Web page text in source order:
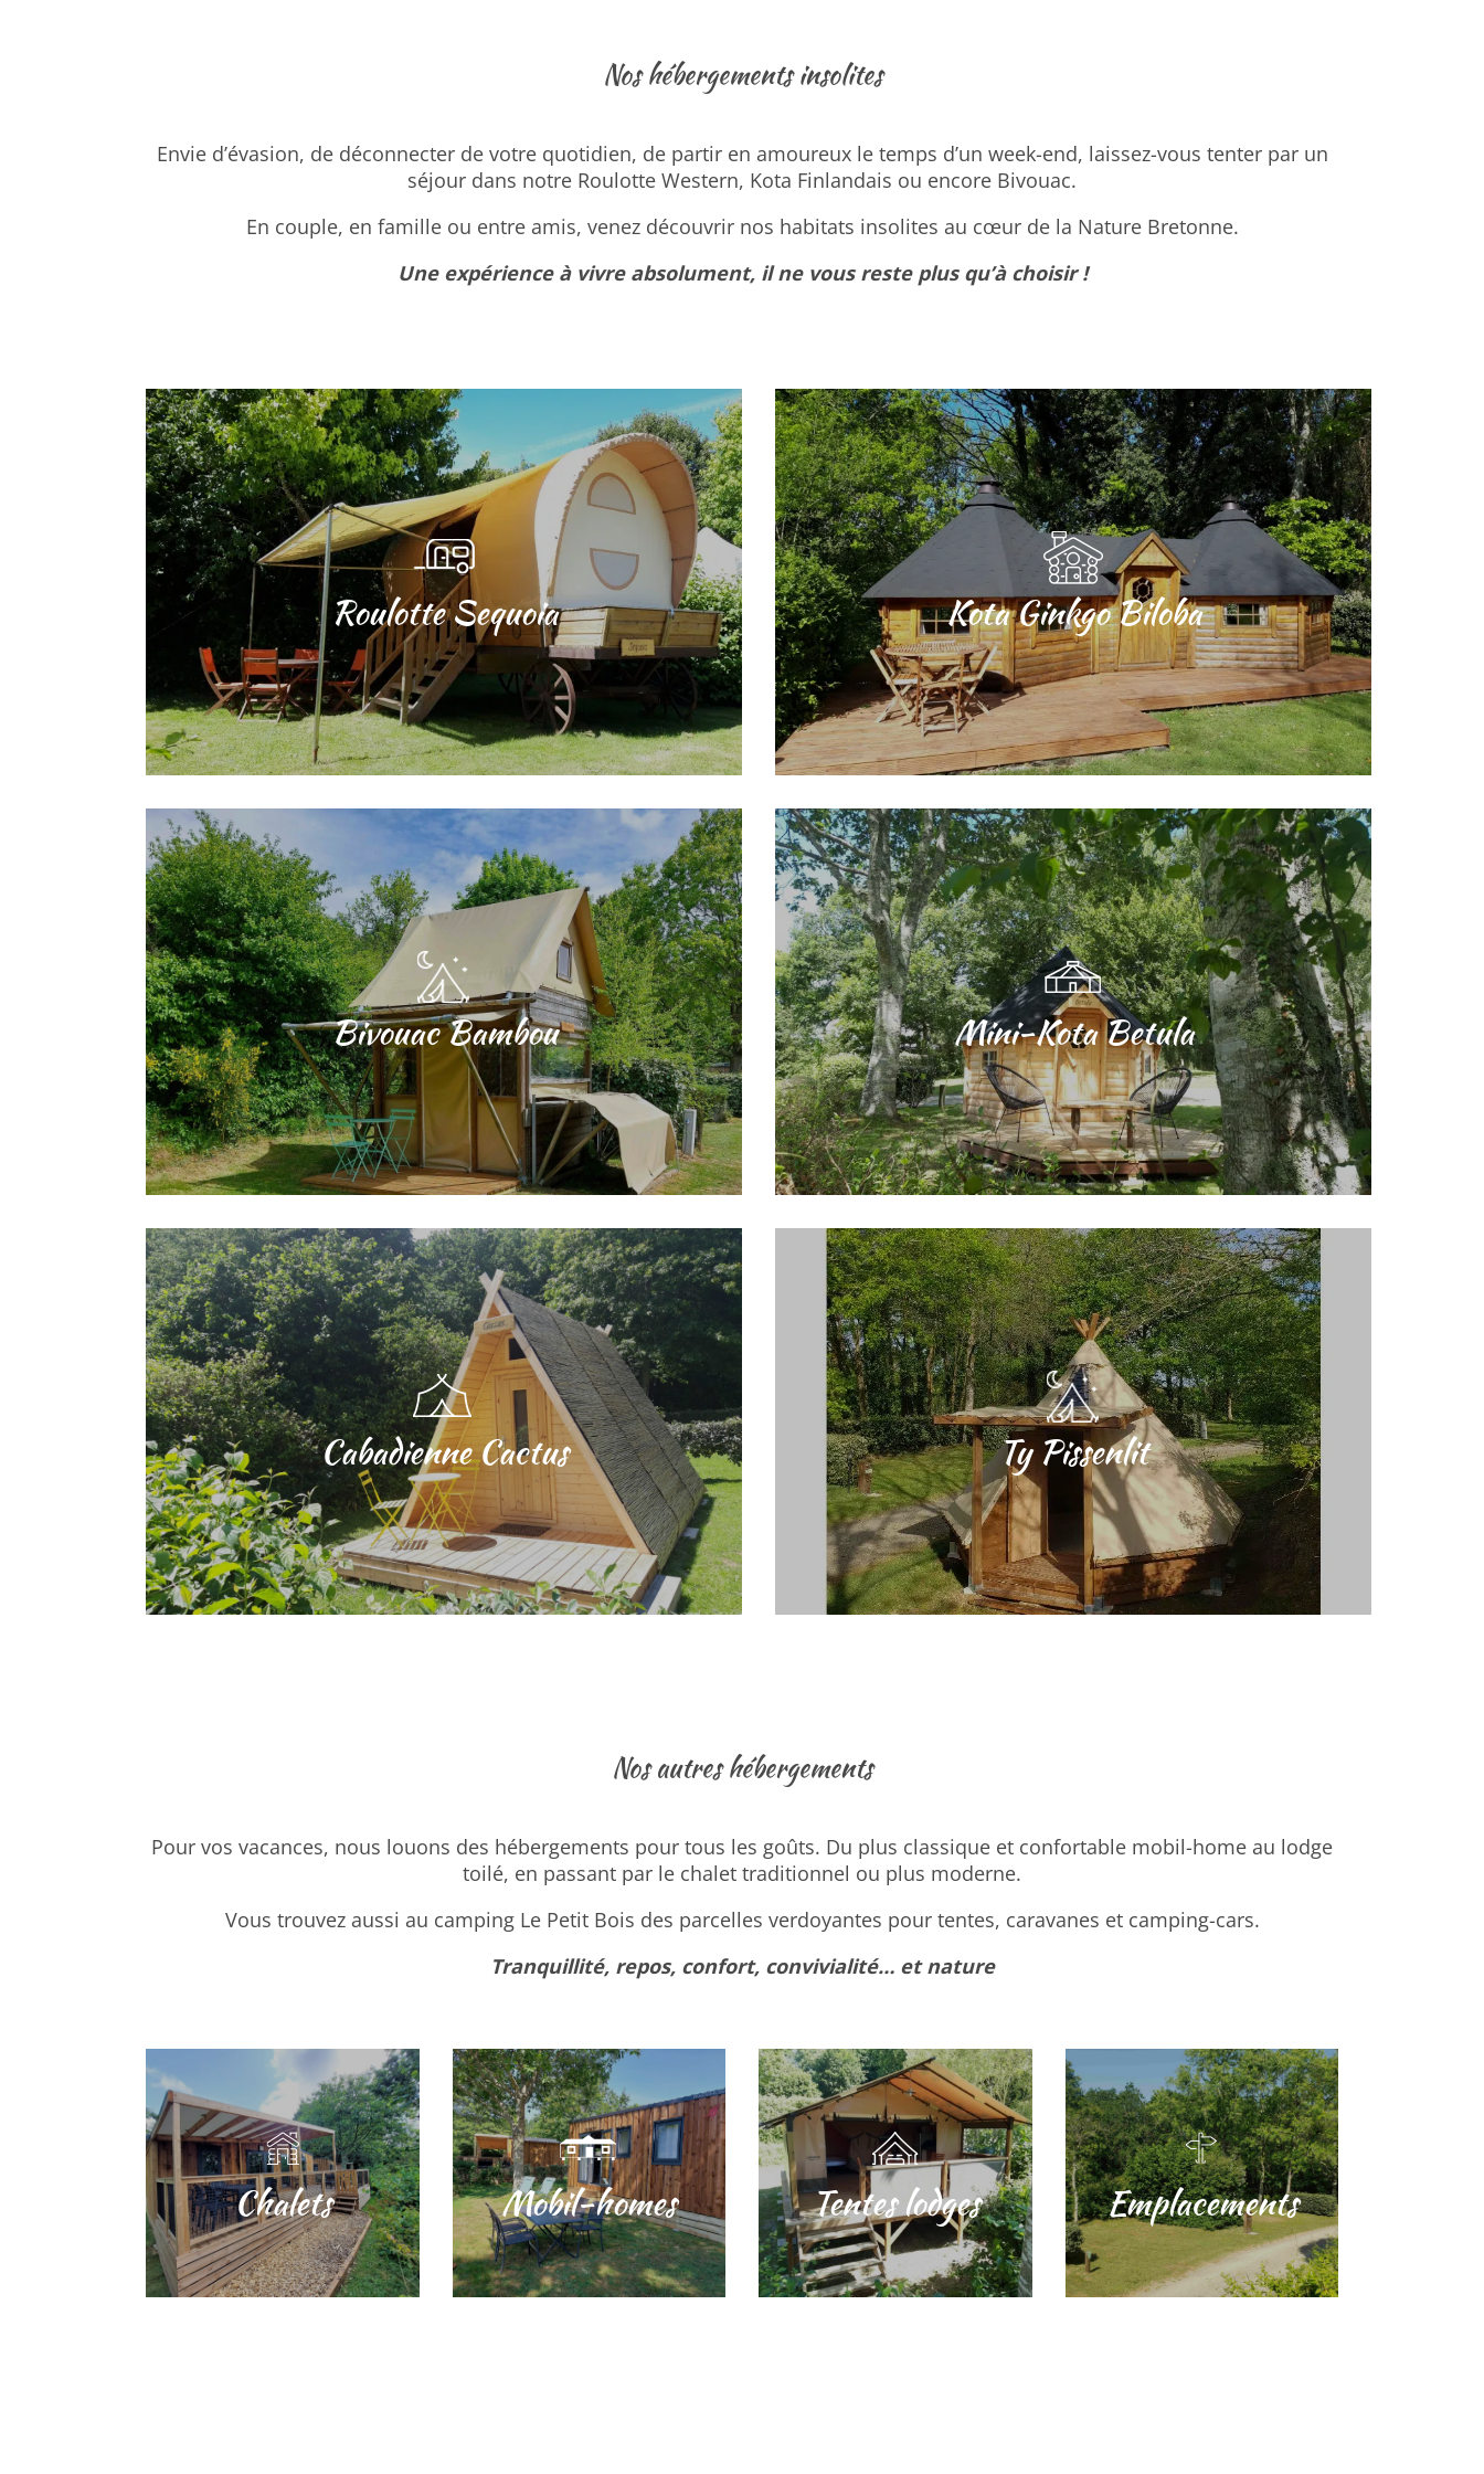
Nos hébergements insolites
Envie d’évasion, de déconnecter de votre quotidien, de partir en amoureux le temps d’un week-end, laissez-vous tenter par un
séjour dans notre Roulotte Western, Kota Finlandais ou encore Bivouac.
En couple, en famille ou entre amis, venez découvrir nos habitats insolites au cœur de la Nature Bretonne.
Une expérience à vivre absolument, il ne vous reste plus qu’à choisir !
Roulotte Sequoia Kota Ginkgo Biloba
Bivouac Bambou Mini-Kota Betula
Cabadienne Cactus Ty Pissenlit
Nos autres hébergements
Pour vos vacances, nous louons des hébergements pour tous les goûts. Du plus classique et confortable mobil-home au lodge
toilé, en passant par le chalet traditionnel ou plus moderne.
Vous trouvez aussi au camping Le Petit Bois des parcelles verdoyantes pour tentes, caravanes et camping-cars.
Tranquillité, repos, confort, convivialité… et nature
Chalets Mobil-homes Tentes lodges Emplacements